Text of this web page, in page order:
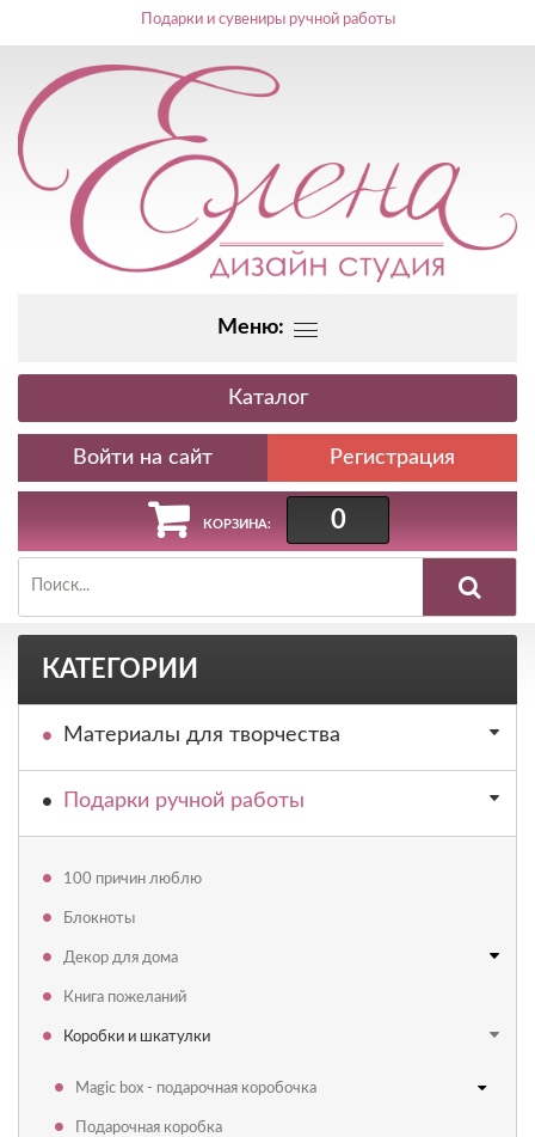
Подарки и сувениры ручной работы
Меню:
Каталог
Регистрация
КОРЗИНА: 0
КАТЕГОРИИ
Материалы для творчества
Подарки ручной работы
100 причин люблю
Блокноты
Декор для дома
Книга пожеланий
Коробки и шкатулки
Magic box - подарочная коробочка
Подарочная коробка